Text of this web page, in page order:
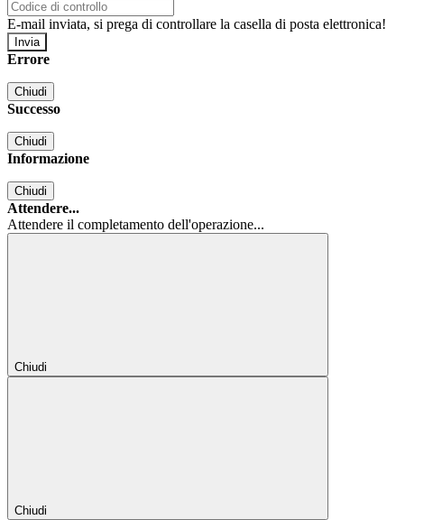
E-mail inviata, si prega di controllare la casella di posta elettronica!
Errore
Chiudi
Successo
Chiudi
Informazione
Chiudi
Attendere...
Attendere il completamento dell'operazione...
Chiudi
Chiudi